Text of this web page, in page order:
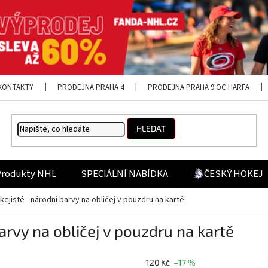
PRODEJNA PRAHA 4 PRODEJNA PRAHA 9 OC HARFA
HLEDAT
NHL SPECIÁLNÍ NABÍDKA ČESKÝ HOKEJ
- národní barvy na obličej v pouzdru na kartě
na obličej v pouzdru na kartě
120 Kč –17 %